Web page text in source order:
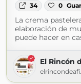
34 0
La crema
elaboración de
puede hacer en
El Rincón